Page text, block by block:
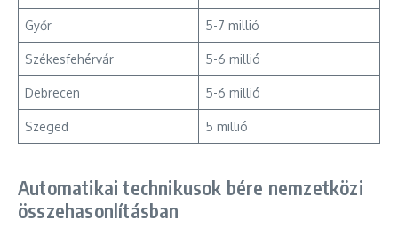
Győr 5-7 millió
Székesfehérvár 5-6 millió
Debrecen 5-6 millió
Szeged 5 millió
Automatikai technikusok bére nemzetközi
összehasonlításban